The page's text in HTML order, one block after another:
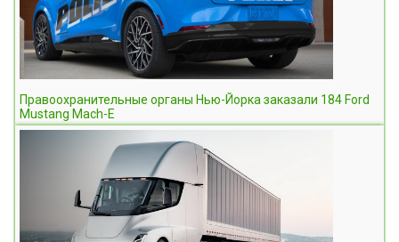
Правоохранительные органы Нью-Йорка заказали 184 Ford
Mustang Mach-E